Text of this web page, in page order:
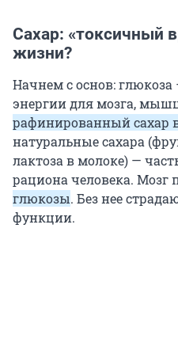
Сахар: «токсичный
жизни?
Начнем с основ:
энергии для мозга,
рафинированный сахар
натуральные сахара
лактоза в молоке) —
рациона человека. Мозг
глюкозы. Без нее
функции.